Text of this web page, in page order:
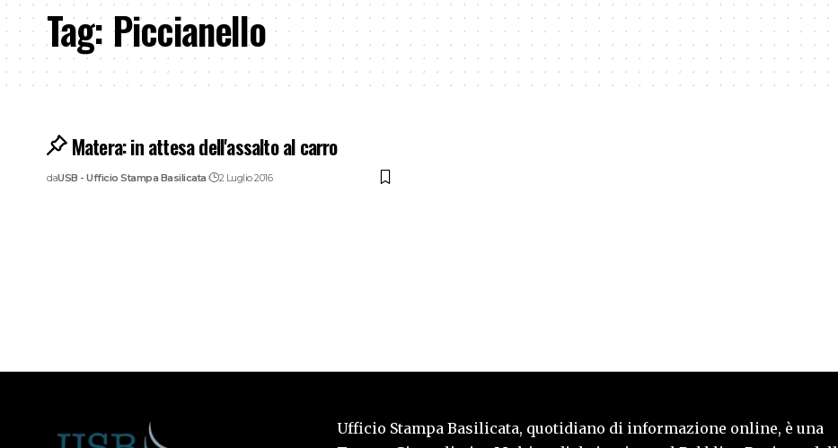
Tag:Piccianello
Matera: in attesa dell'assalto al carro
daUSB - Ufficio Stampa Basilicata 2 Luglio 2016
Ufficio Stampa Basilicata, quotidiano di informazione online, è una